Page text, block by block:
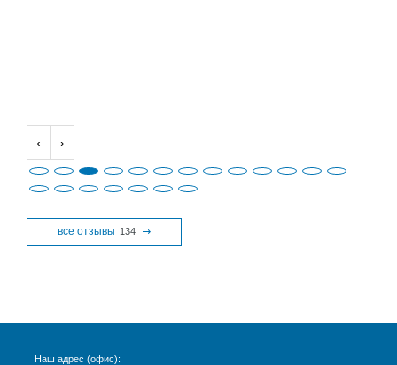
‹ ›
все отзывы 134
Наш адрес (офис):